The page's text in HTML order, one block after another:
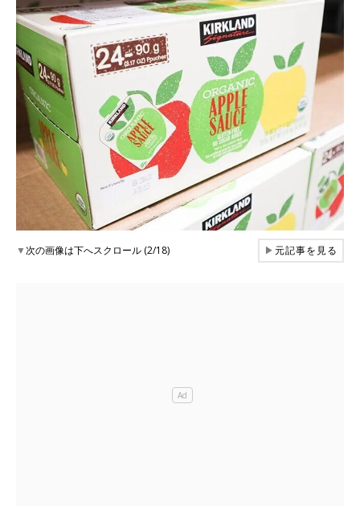
▼次の画像は下へスクロール (2/18) ▶元記事を見る